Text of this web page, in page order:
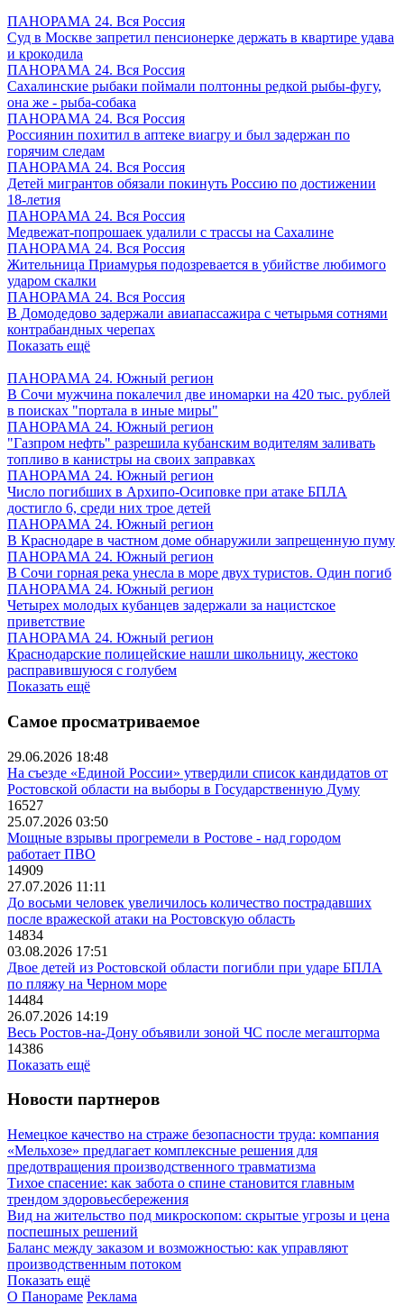
ПАНОРАМА 24. Вся Россия
Суд в Москве запретил пенсионерке держать в квартире удава
и крокодила
ПАНОРАМА 24. Вся Россия
Сахалинские рыбаки поймали полтонны редкой рыбы-фугу,
она же - рыба-собака
ПАНОРАМА 24. Вся Россия
Россиянин похитил в аптеке виагру и был задержан по
горячим следам
ПАНОРАМА 24. Вся Россия
Детей мигрантов обязали покинуть Россию по достижении
18-летия
ПАНОРАМА 24. Вся Россия
Медвежат-попрошаек удалили с трассы на Сахалине
ПАНОРАМА 24. Вся Россия
Жительница Приамурья подозревается в убийстве любимого
ударом скалки
ПАНОРАМА 24. Вся Россия
В Домодедово задержали авиапассажира с четырьмя сотнями
контрабандных черепах
Показать ещё
ПАНОРАМА 24. Южный регион
В Сочи мужчина покалечил две иномарки на 420 тыс. рублей
в поисках "портала в иные миры"
ПАНОРАМА 24. Южный регион
"Газпром нефть" разрешила кубанским водителям заливать
топливо в канистры на своих заправках
ПАНОРАМА 24. Южный регион
Число погибших в Архипо-Осиповке при атаке БПЛА
достигло 6, среди них трое детей
ПАНОРАМА 24. Южный регион
В Краснодаре в частном доме обнаружили запрещенную пуму
ПАНОРАМА 24. Южный регион
В Сочи горная река унесла в море двух туристов. Один погиб
ПАНОРАМА 24. Южный регион
Четырех молодых кубанцев задержали за нацистское
приветствие
ПАНОРАМА 24. Южный регион
Краснодарские полицейские нашли школьницу, жестоко
расправившуюся с голубем
Показать ещё
Самое просматриваемое
29.06.2026 18:48
На съезде «Единой России» утвердили список кандидатов от
Ростовской области на выборы в Государственную Думу
16527
25.07.2026 03:50
Мощные взрывы прогремели в Ростове - над городом
работает ПВО
14909
27.07.2026 11:11
До восьми человек увеличилось количество пострадавших
после вражеской атаки на Ростовскую область
14834
03.08.2026 17:51
Двое детей из Ростовской области погибли при ударе БПЛА
по пляжу на Черном море
14484
26.07.2026 14:19
Весь Ростов-на-Дону объявили зоной ЧС после мегашторма
14386
Показать ещё
Новости партнеров
Немецкое качество на страже безопасности труда: компания
«Мельхозе» предлагает комплексные решения для
предотвращения производственного травматизма
Тихое спасение: как забота о спине становится главным
трендом здоровьесбережения
Вид на жительство под микроскопом: скрытые угрозы и цена
поспешных решений
Баланс между заказом и возможностью: как управляют
производственным потоком
Показать ещё
О Панораме Реклама